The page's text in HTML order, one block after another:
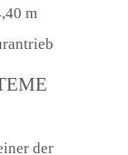
m
der